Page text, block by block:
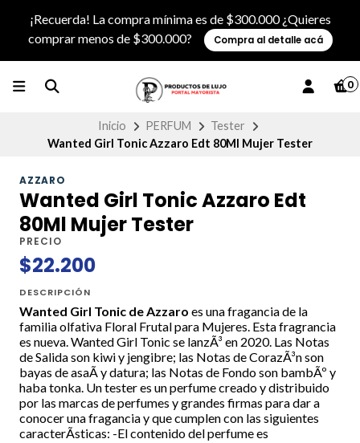
¡Recuerda! La compra mínima es de $300.000 ¿Quieres
comprar menos de $300.000?
Compra al detalle acá
0
Inicio PERFUM
Tester
Wanted Girl Tonic Azzaro Edt 80Ml Mujer Tester
AZZARO
Wanted Girl Tonic Azzaro Edt
80Ml Mujer Tester
PRECIO
$22.200
DESCRIPCIÓN
Wanted Girl Tonic de Azzaro es una fragancia de la
familia olfativa Floral Frutal para Mujeres. Esta fragrancia
es nueva. Wanted Girl Tonic se lanzÃ³ en 2020. Las Notas
de Salida son kiwi y jengibre; las Notas de CorazÃ³n son
bayas de asaÃ­ y datura; las Notas de Fondo son bambÃº y
haba tonka. Un tester es un perfume creado y distribuido
por las marcas de perfumes y grandes firmas para dar a
conocer una fragancia y que cumplen con las siguientes
caracterÃ­sticas: -El contenido del perfume es